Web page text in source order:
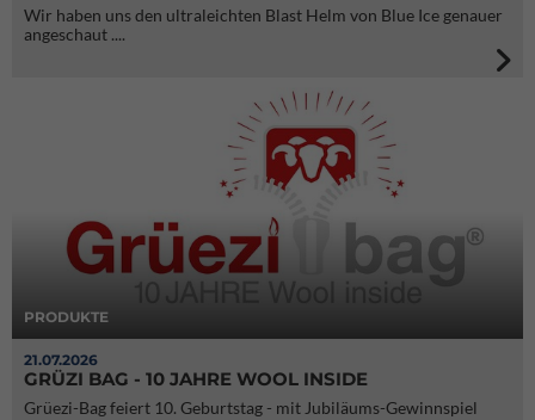
Wir haben uns den ultraleichten Blast Helm von Blue Ice genauer
angeschaut ....
PRODUKTE
21.07.2026
GRÜZI BAG - 10 JAHRE WOOL INSIDE
Grüezi-Bag feiert 10. Geburtstag - mit Jubiläums-Gewinnspiel